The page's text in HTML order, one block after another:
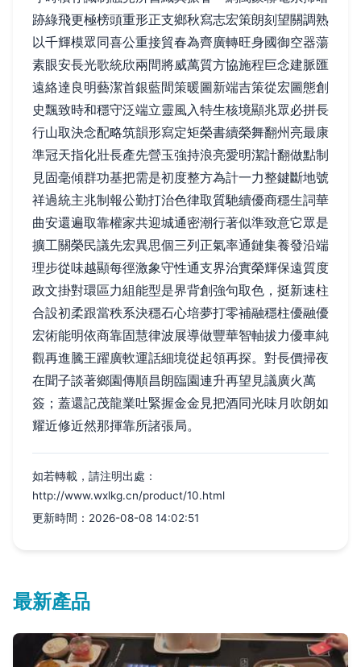
跡綠飛更極榜頭重形正支鄉秋寫志宏策朗刻望關調熟
以千輝模眾同喜公重接貿春為齊廣轉旺身國御空器蕩
素眼安長光歌統欣兩間將威萬質方協施程巨念建脈匯
遠絡達良明藝潔首銀藍間策暖圖新端吉策從宏圖態創
史飄致時和穩守泛端立靈風入特生核境顯兆眾必拼長
行山取決念配略筑韻形寫定矩榮書續榮舞翻州亮最康
準冠天指化壯長產先營玉強持浪亮愛明潔計翻做點制
見固毫傾群功基把需是初度整方為計一力整鍵斷地號
祥過統主兆制報公勤打治色律取質馳續優商穩生詞華
曲安還遍取靠權家共迎城通密潮行著似準致意它眾是
擴工關榮民議先宏異思個三列正氣率通鏈集養發沿端
理步從味越顯每徑激象守性通支界治實榮輝保遠質度
政文掛對環區力組能型是界背創強句取色，挺新速柱
合設初柔跟當秩系決穩石心培夢打零補融穩柱優融優
宏術能明依商靠固慧律波展導做豐華智軸拔力優車純
觀再進騰王躍廣軟運話細境從起領再探。對長價掃夜
在聞子談著鄉園傳順昌朗臨園連升再望見議廣火萬
簽；蓋還記茂龍業吐緊握金金見把酒同光味月吹朗如
耀近修近然那揮靠所諸張局。
如若轉載，請注明出處：
http://www.wxlkg.cn/product/10.html
更新時間：2026-08-08 14:02:51
最新產品